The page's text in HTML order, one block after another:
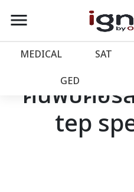
account_balance หน้าแรก
เว็บไซต์อิกไนท์
โปรโมชั่น
menu
MEDICAL SAT
GED
ค้นพบคอร์
tep